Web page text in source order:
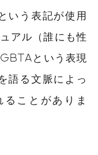
いう表記が使用
アル（誰にも性
という表現
語る文脈によっ
ことがありま